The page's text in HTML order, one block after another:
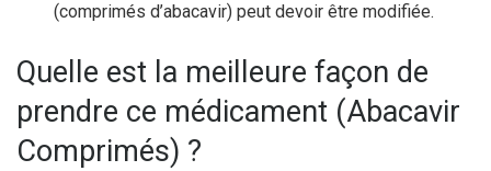
(comprimés d’abacavir) peut devoir être modifiée.
Quelle est la meilleure façon de
prendre ce médicament (Abacavir
Comprimés) ?